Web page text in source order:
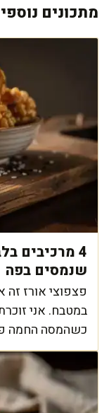
מתכונים
4 מרכיבים
שנמסים בפה
פצפוצי אורז זה
במטבח. אני
כשהמסה החמה